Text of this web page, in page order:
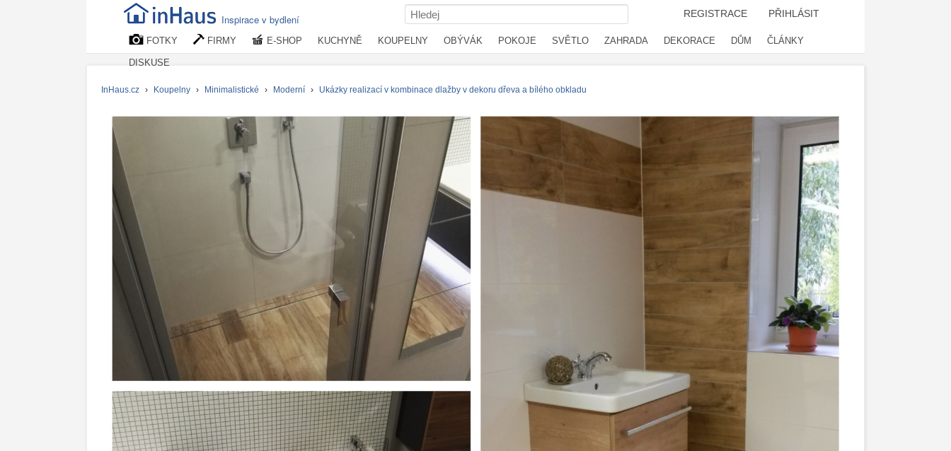
Inspirace v bydlení REGISTRACE PŘIHLÁSIT
FOTKY FIRMY E-SHOP KUCHYNĚ KOUPELNY OBÝVÁK POKOJE SVĚTLO ZAHRADA DEKORACE DŮM ČLÁNKY
DISKUSE
InHaus.cz › Koupelny › Minimalistické › Moderní › Ukázky realizací v kombinace dlažby v dekoru dřeva a bílého obkladu